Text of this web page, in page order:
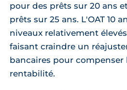
pour des prêts sur 20 ans
prêts sur 25 ans. L'OAT 10
niveaux relativement
faisant craindre un
bancaires pour compenser
rentabilité.